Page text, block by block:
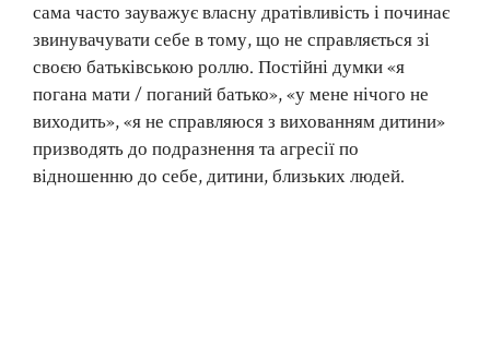
сама часто зауважує власну дратівливість і починає
звинувачувати себе в тому, що не справляється зі
своєю батьківською роллю. Постійні думки «я
погана мати / поганий батько», «у мене нічого не
виходить», «я не справляюся з вихованням дитини»
призводять до подразнення та агресії по
відношенню до себе, дитини, близьких людей.